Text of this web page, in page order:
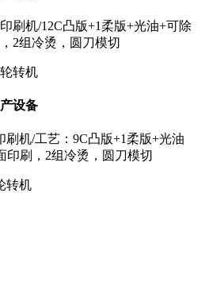
刷机/12C凸版+1柔版+光油+可除
2组冷烫，圆刀模切
设备
刷机/工艺：9C凸版+1柔版+光油
印刷，2组冷烫，圆刀模切